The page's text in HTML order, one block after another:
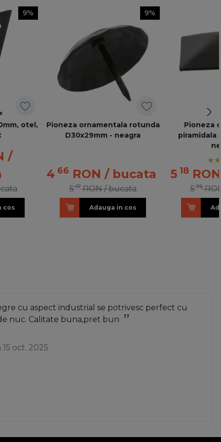
9%
otel,
/
cos
9%
Pioneza ornamentala rotunda
D30x29mm - neagra
4 66 RON / bucata
517 RON / bucata
Adauga in cos
Pioneza
piramidala
5 18 RON
575
cu aspect industrial se potrivesc perfect cu
nuc. Calitate buna,pret bun
15 oct. 2025